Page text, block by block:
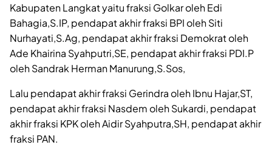
Kabupaten Langkat yaitu fraksi Golkar oleh Edi
Bahagia,S.IP, pendapat akhir fraksi BPI oleh Siti
Nurhayati,S.Ag, pendapat akhir fraksi Demokrat oleh
Ade Khairina Syahputri,SE, pendapat akhir fraksi PDI.P
oleh Sandrak Herman Manurung,S.Sos,
Lalu pendapat akhir fraksi Gerindra oleh Ibnu Hajar,ST,
pendapat akhir fraksi Nasdem oleh Sukardi, pendapat
akhir fraksi KPK oleh Aidir Syahputra,SH, pendapat akhir
fraksi PAN.